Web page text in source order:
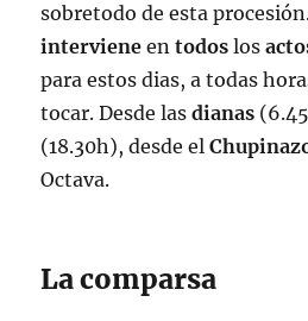
sobretodo de esta
interviene entodos los
para estos dias, a todas
tocar. Desde lasdianas
(18.30h), desde el
Octava.
La comparsa